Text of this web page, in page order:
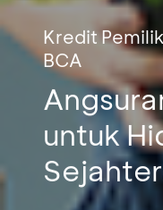
Kredit
BCA
untuk